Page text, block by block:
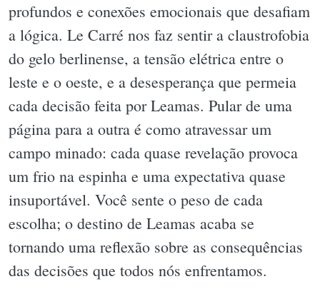
profundos e conexões emocionais que desafiam
a lógica. Le Carré nos faz sentir a claustrofobia
do gelo berlinense, a tensão elétrica entre o
leste e o oeste, e a desesperança que permeia
cada decisão feita por Leamas. Pular de uma
página para a outra é como atravessar um
campo minado: cada quase revelação provoca
um frio na espinha e uma expectativa quase
insuportável. Você sente o peso de cada
escolha; o destino de Leamas acaba se
tornando uma reflexão sobre as consequências
das decisões que todos nós enfrentamos.